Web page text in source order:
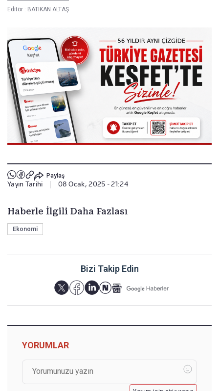
Editör : BATIKAN ALTAŞ
Paylaş
Yayın Tarihi 08 Ocak, 2025 - 21:24
Haberle İlgili Daha Fazlası
Ekonomi
Bizi Takip Edin
YORUMLAR